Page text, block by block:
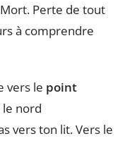
Perte de tout
à comprendre
vers le point
le nord
vers ton lit. Vers le